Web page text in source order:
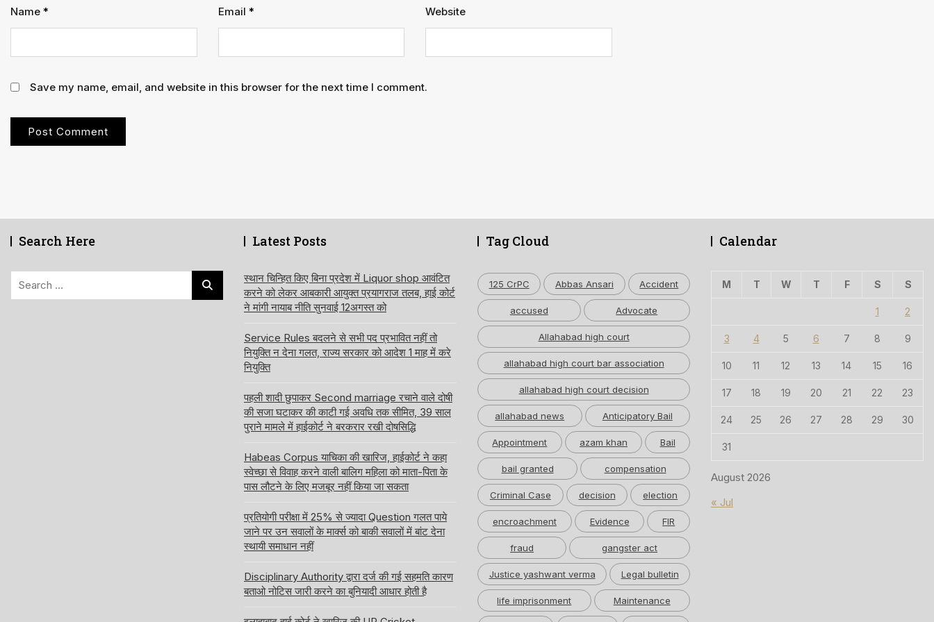
Name * Email * Website
Save my name, email, and website in this browser for the next time I comment.
Search Here Latest Posts
स्थान चिन्हित किए बिना प्रदेश में Liquor shop आवंटित
करने को लेकर आबकारी आयुक्त प्रयागराज तलब, हाई कोर्ट
ने मांगी नायाब नीति सुनवाई 12अगस्त को
Service Rules बदलने से सभी पद प्रभावित नहीं तो
नियुक्ति न देना गलत, राज्य सरकार को आदेश 1 माह में करे
नियुक्ति
पहली शादी छुपाकर Second marriage रचाने वाले दोषी
की सजा घटाकर की काटी गई अवधि तक सीमित, 39 साल
पुराने मामले में हाईकोर्ट ने बरकरार रखी दोषसिद्धि
Habeas Corpus याचिका की खारिज, हाईकोर्ट ने कहा
स्वेच्छा से विवाह करने वाली बालिग महिला को माता-पिता के
पास लौटने के लिए मजबूर नहीं किया जा सकता
प्रतियोगी परीक्षा में 25% से ज्यादा Question गलत पाये
जाने पर उन सवालों के मार्क्स को बाकी सवालों में बांट देना
स्थायी समाधान नहीं
Disciplinary Authority द्वारा दर्ज की गई सहमति कारण
बताओ नोटिस जारी करने का बुनियादी आधार होती है
Tag Cloud
125 CrPC Abbas Ansari Accident
accused Advocate
Allahabad high court
allahabad high court bar association
allahabad high court decision
allahabad news Anticipatory Bail
Appointment azam khan Bail
bail granted compensation
Criminal Case decision election
encroachment Evidence FIR
fraud gangster act
Justice yashwant verma Legal bulletin
life imprisonment Maintenance
Calendar
August 2026
M T W T F S S
1 2
3 4 5 6 7 8 9
10 11 12 13 14 15 16
17 18 19 20 21 22 23
24 25 26 27 28 29 30
31
« Jul